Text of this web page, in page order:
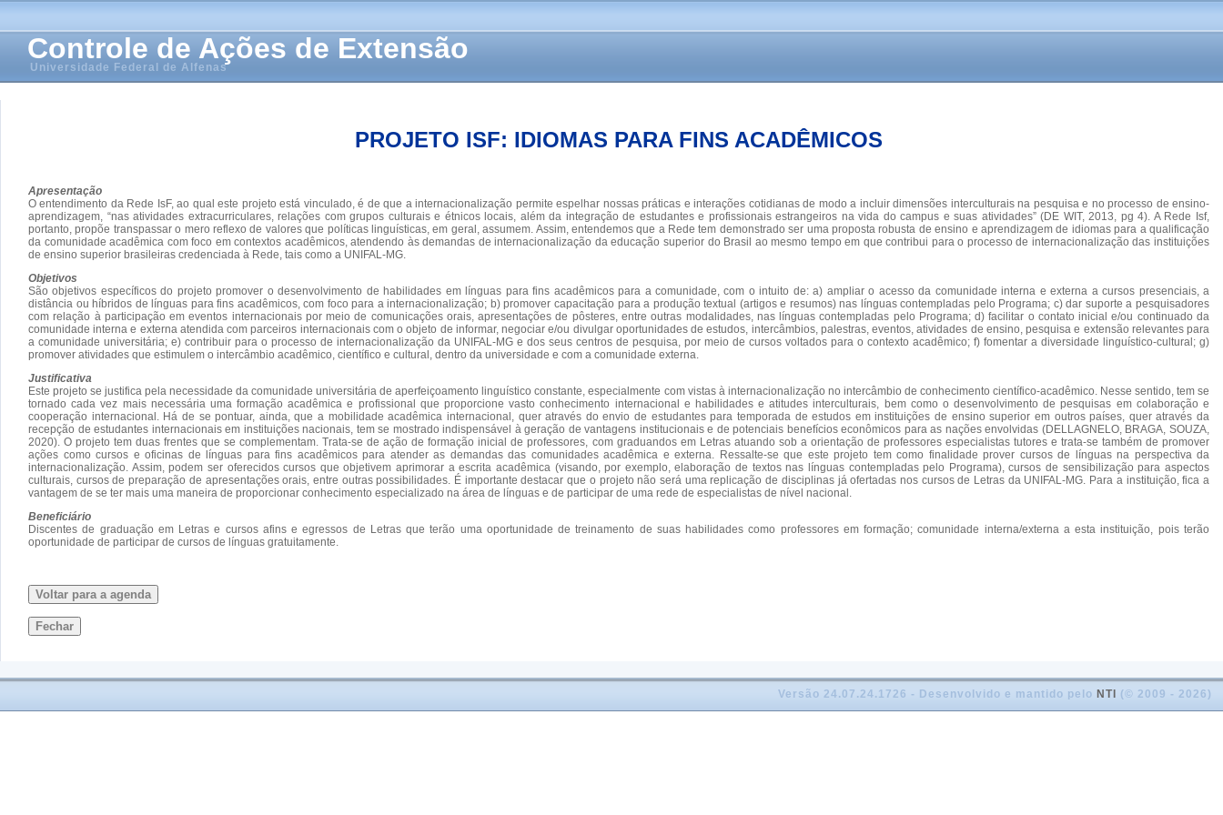
Controle de Ações de Extensão
Universidade Federal de Alfenas
PROJETO ISF: IDIOMAS PARA FINS ACADÊMICOS
Apresentação
O entendimento da Rede IsF, ao qual este projeto está vinculado, é de que a internacionalização permite espelhar nossas práticas e interações cotidianas de modo a incluir dimensões interculturais na pesquisa e no processo de ensino-
aprendizagem, “nas atividades extracurriculares, relações com grupos culturais e étnicos locais, além da integração de estudantes e profissionais estrangeiros na vida do campus e suas atividades” (DE WIT, 2013, pg 4). A Rede Isf,
portanto, propõe transpassar o mero reflexo de valores que políticas linguísticas, em geral, assumem. Assim, entendemos que a Rede tem demonstrado ser uma proposta robusta de ensino e aprendizagem de idiomas para a qualificação
da comunidade acadêmica com foco em contextos acadêmicos, atendendo às demandas de internacionalização da educação superior do Brasil ao mesmo tempo em que contribui para o processo de internacionalização das instituições
de ensino superior brasileiras credenciada à Rede, tais como a UNIFAL-MG.
Objetivos
São objetivos específicos do projeto promover o desenvolvimento de habilidades em línguas para fins acadêmicos para a comunidade, com o intuito de: a) ampliar o acesso da comunidade interna e externa a cursos presenciais, a
distância ou híbridos de línguas para fins acadêmicos, com foco para a internacionalização; b) promover capacitação para a produção textual (artigos e resumos) nas línguas contempladas pelo Programa; c) dar suporte a pesquisadores
com relação à participação em eventos internacionais por meio de comunicações orais, apresentações de pôsteres, entre outras modalidades, nas línguas contempladas pelo Programa; d) facilitar o contato inicial e/ou continuado da
comunidade interna e externa atendida com parceiros internacionais com o objeto de informar, negociar e/ou divulgar oportunidades de estudos, intercâmbios, palestras, eventos, atividades de ensino, pesquisa e extensão relevantes para
a comunidade universitária; e) contribuir para o processo de internacionalização da UNIFAL-MG e dos seus centros de pesquisa, por meio de cursos voltados para o contexto acadêmico; f) fomentar a diversidade linguístico-cultural; g)
promover atividades que estimulem o intercâmbio acadêmico, científico e cultural, dentro da universidade e com a comunidade externa.
Justificativa
Este projeto se justifica pela necessidade da comunidade universitária de aperfeiçoamento linguístico constante, especialmente com vistas à internacionalização no intercâmbio de conhecimento científico-acadêmico. Nesse sentido, tem se
tornado cada vez mais necessária uma formação acadêmica e profissional que proporcione vasto conhecimento internacional e habilidades e atitudes interculturais, bem como o desenvolvimento de pesquisas em colaboração e
cooperação internacional. Há de se pontuar, ainda, que a mobilidade acadêmica internacional, quer através do envio de estudantes para temporada de estudos em instituições de ensino superior em outros países, quer através da
recepção de estudantes internacionais em instituições nacionais, tem se mostrado indispensável à geração de vantagens institucionais e de potenciais benefícios econômicos para as nações envolvidas (DELLAGNELO, BRAGA, SOUZA,
2020). O projeto tem duas frentes que se complementam. Trata-se de ação de formação inicial de professores, com graduandos em Letras atuando sob a orientação de professores especialistas tutores e trata-se também de promover
ações como cursos e oficinas de línguas para fins acadêmicos para atender as demandas das comunidades acadêmica e externa. Ressalte-se que este projeto tem como finalidade prover cursos de línguas na perspectiva da
internacionalização. Assim, podem ser oferecidos cursos que objetivem aprimorar a escrita acadêmica (visando, por exemplo, elaboração de textos nas línguas contempladas pelo Programa), cursos de sensibilização para aspectos
culturais, cursos de preparação de apresentações orais, entre outras possibilidades. É importante destacar que o projeto não será uma replicação de disciplinas já ofertadas nos cursos de Letras da UNIFAL-MG. Para a instituição, fica a
vantagem de se ter mais uma maneira de proporcionar conhecimento especializado na área de línguas e de participar de uma rede de especialistas de nível nacional.
Beneficiário
Discentes de graduação em Letras e cursos afins e egressos de Letras que terão uma oportunidade de treinamento de suas habilidades como professores em formação; comunidade interna/externa a esta instituição, pois terão
oportunidade de participar de cursos de línguas gratuitamente.
Voltar para a agenda
Fechar
Versão 24.07.24.1726 - Desenvolvido e mantido pelo NTI (© 2009 - 2026)